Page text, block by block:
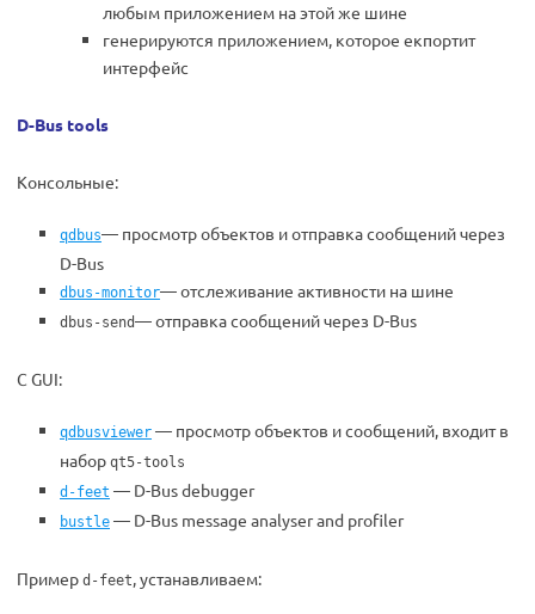
любым приложением на этой же шине
генерируются приложением, которое екпортит
интерфейс
D-Bus tools
Консольные:
qdbus— просмотр объектов и отправка сообщений через
D-Bus
dbus-monitor— отслеживание активности на шине
dbus-send—отправка сообщений через D-Bus
С GUI:
qdbusviewer — просмотр объектов и сообщений, входит в
набор qt5-tools
d-feet — D-Bus debugger
bustle — D-Bus message analyser and profiler
Пример d-feet, устанавливаем: